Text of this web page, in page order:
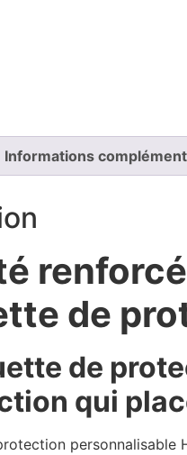
Informations
de
de
qui
personnalisable